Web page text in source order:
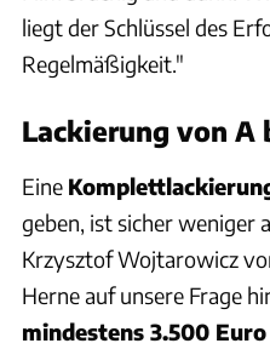
liegt der Schlüssel des
Regelmäßigkeit."
Lackierung von A
Eine
geben, ist sicher weniger
Krzysztof Wojtarowicz
Herne auf unsere Frage
mindestens 3.500 Euro